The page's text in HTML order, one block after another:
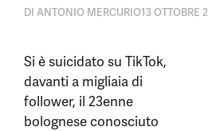
DI ANTONIO MERCURIO13 OTTOBRE
Si è suicidato su TikTok,
davanti a migliaia di
follower, il 23enne
bolognese conosciuto